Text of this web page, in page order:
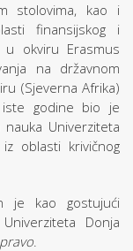
stolovima, kao i
finansijskog i
okviru Erasmus
na državnom
(Sjeverna Afrika)
godine bio je
Univerziteta
oblasti krivičnog
je kao gostujući
Donja
.